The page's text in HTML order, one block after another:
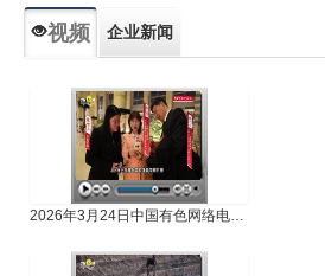
视频 企业新闻
2026年3月24日中国有色网络电视新闻